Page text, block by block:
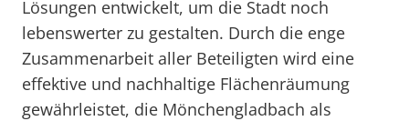
Lösungen entwickelt, um die Stadt noch
lebenswerter zu gestalten. Durch die enge
Zusammenarbeit aller Beteiligten wird eine
effektive und nachhaltige Flächenräumung
gewährleistet, die Mönchengladbach als